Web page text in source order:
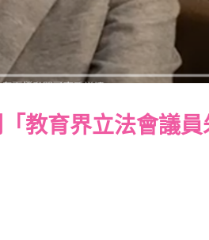
教育界立法會議員